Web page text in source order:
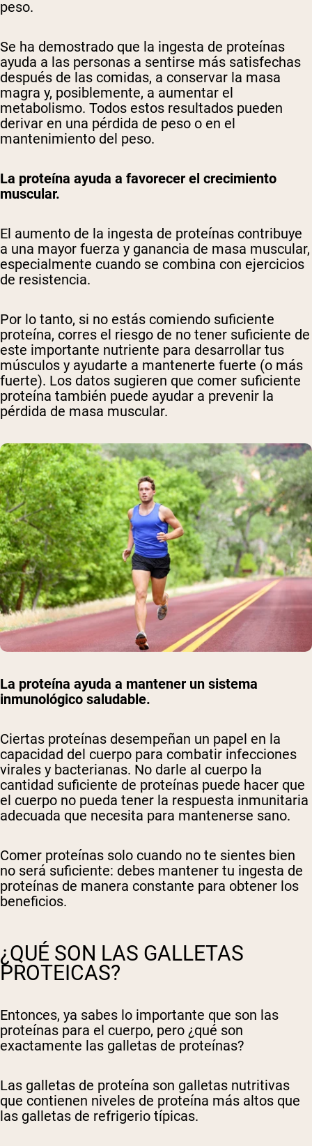
peso.
Se ha demostrado que la ingesta de proteínas
ayuda a las personas a sentirse más satisfechas
después de las comidas, a conservar la masa
magra y, posiblemente, a aumentar el
metabolismo. Todos estos resultados pueden
derivar en una pérdida de peso o en el
mantenimiento del peso.
La proteína ayuda a favorecer el crecimiento
muscular.
El aumento de la ingesta de proteínas contribuye
a una mayor fuerza y ​​ganancia de masa muscular,
especialmente cuando se combina con ejercicios
de resistencia.
Por lo tanto, si no estás comiendo suficiente
proteína, corres el riesgo de no tener suficiente de
este importante nutriente para desarrollar tus
músculos y ayudarte a mantenerte fuerte (o más
fuerte). Los datos sugieren que comer suficiente
proteína también puede ayudar a prevenir la
pérdida de masa muscular.
La proteína ayuda a mantener un sistema
inmunológico saludable.
Ciertas proteínas desempeñan un papel en la
capacidad del cuerpo para combatir infecciones
virales y bacterianas. No darle al cuerpo la
cantidad suficiente de proteínas puede hacer que
el cuerpo no pueda tener la respuesta inmunitaria
adecuada que necesita para mantenerse sano.
Comer proteínas solo cuando no te sientes bien
no será suficiente: debes mantener tu ingesta de
proteínas de manera constante para obtener los
beneficios.
¿QUÉ SON LAS GALLETAS
PROTEICAS?
Entonces, ya sabes lo importante que son las
proteínas para el cuerpo, pero ¿qué son
exactamente las galletas de proteínas?
Las galletas de proteína son galletas nutritivas
que contienen niveles de proteína más altos que
las galletas de refrigerio típicas.
Shipping Country: Language: